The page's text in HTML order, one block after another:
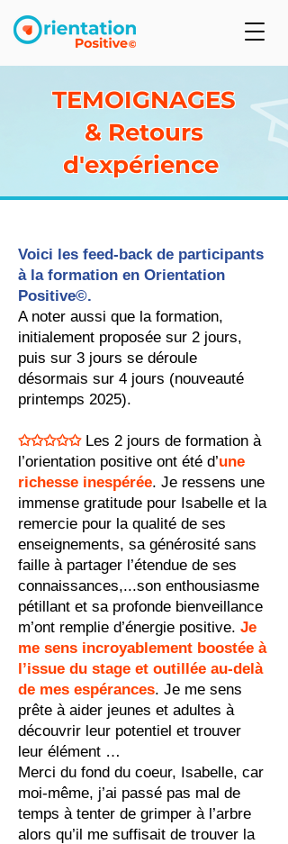
TEMOIGNAGES
& Retours
d'expérience
Voici les feed-back de participants
à la formation en Orientation
Positive©.
A noter aussi que la formation,
initialement proposée sur 2 jours,
puis sur 3 jours se déroule
désormais sur 4 jours (nouveauté
printemps 2025).
✩✩✩✩✩Les 2 jours de formation à
l’orientation positive ont été d’une
richesse inespérée. Je ressens une
immense gratitude pour Isabelle et la
remercie pour la qualité de ses
enseignements, sa générosité sans
faille à partager l’étendue de ses
connaissances,...son enthousiasme
pétillant et sa profonde bienveillance
m’ont remplie d’énergie positive. Je
me sens incroyablement boostée à
l’issue du stage et outillée au-delà
de mes espérances. Je me sens
prête à aider jeunes et adultes à
découvrir leur potentiel et trouver
leur élément …
Merci du fond du coeur, Isabelle, car
moi-même, j’ai passé pas mal de
temps à tenter de grimper à l’arbre
alors qu’il me suffisait de trouver la